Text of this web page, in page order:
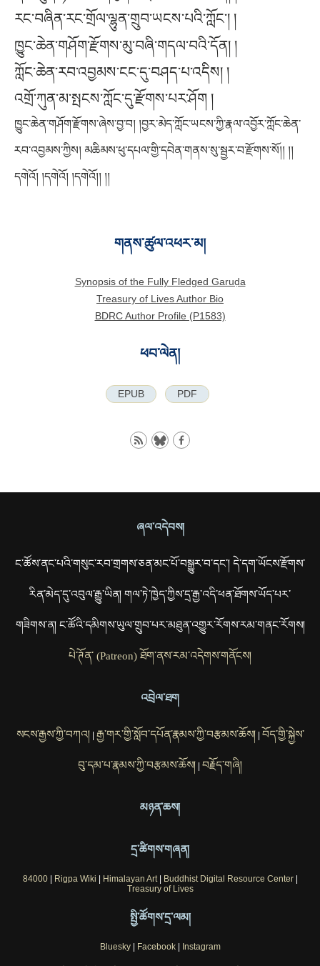
རང་བཞིན་རང་གྲོལ་ལྷུན་གྲུབ་ཡངས་པའི་ཀློང༌། །
ཁྱུང་ཆེན་གཤོག་རྫོགས་མུ་བཞི་གདལ་བའི་དོན། །
ཀློང་ཆེན་རབ་འབྱམས་ངང་དུ་བཤད་པ་འདིས། །
འགྲོ་ཀུན་མ་སྤངས་ཀློང་དུ་རྫོགས་པར་ཤོག །
ཁྱུང་ཆེན་གཤོག་རྫོགས་ཞེས་བྱ་བ། །བྱར་མེད་ཀློང་ཡངས་ཀྱི་རྣལ་འབྱོར་ཀློང་ཆེན་
རབ་འབྱམས་ཀྱིས། མཆིམས་ཕུ་དཔལ་གྱི་དབེན་གནས་སུ་སྦྱར་བ་རྫོགས་སོ།། །།
དགེའོ། །དགེའོ། །དགེའོ།། །།
གནས་ཚུལ་འཕར་མ།
Synopsis of the Fully Fledged Garuḍa
Treasury of Lives Author Bio
BDRC Author Profile (P1583)
ཕབ་ལེན།
EPUB PDF
ཞལ་འདེབས།
ང་ཚོས་ནང་པའི་གསུང་རབ་གྲགས་ཅན་མང་པོ་བསྒྱུར་བ་དང་། དེ་དག་ཡོངས་རྫོགས་
རིན་མེད་དུ་འབུལ་རྒྱུ་ཡིན། གལ་ཏེ་ཁྱེད་ཀྱིས་དྲ་རྒྱ་འདི་ཕན་ཐོགས་ཡོད་པར་
གཟིགས་ན། ང་ཚོའི་དམིགས་ཡུལ་གྲུབ་པར་མཐུན་འགྱུར་རོགས་རམ་གནང་རོགས།
པེ་ཊོན་ (Patreon) ཐོག་ནས་རམ་འདེགས་གནོངས།
འབྲེལ་ཐག
སངས་རྒྱས་ཀྱི་བཀའ། རྒྱ་གར་གྱི་སློབ་དཔོན་རྣམས་ཀྱི་བརྩམས་ཆོས། བོད་གྱི་སྐྱེས་
བུ་དམ་པ་རྣམས་ཀྱི་བརྩམས་ཆོས། བརྗོད་གཞི།
མཉན་ཆས།
དྲ་ཚིགས་གཞན།
84000| Rigpa Wiki Himalayan Art| Buddhist Digital Resource Center|
Treasury of Lives
སྤྱི་ཚོགས་དྲ་ལམ།
Bluesky| Facebook| Instagram